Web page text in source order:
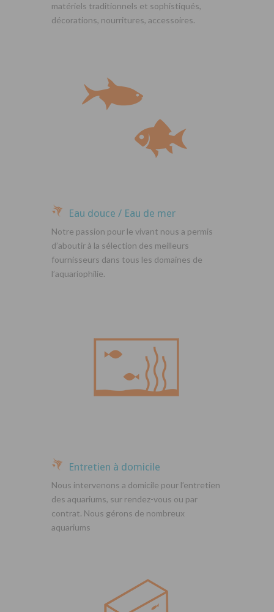
matériels traditionnels et sophistiqués,
décorations, nourritures, accessoires.
Eau douce / Eau de mer
Notre passion pour le vivant nous a permis
d’aboutir à la sélection des meilleurs
fournisseurs dans tous les domaines de
l’aquariophilie.
Entretien à domicile
Nous intervenons a domicile pour l’entretien
des aquariums, sur rendez-vous ou par
contrat. Nous gérons de nombreux
aquariums